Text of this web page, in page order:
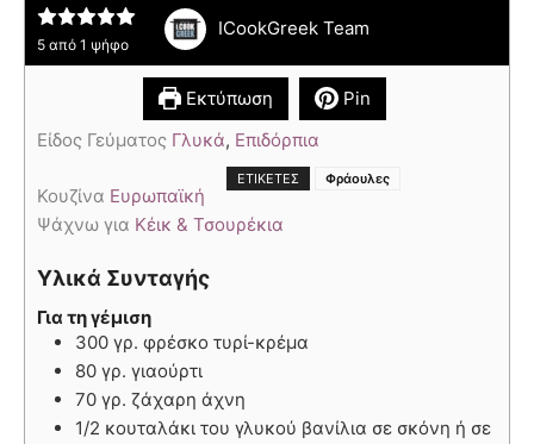
5 από 1 ψήφο
ICookGreek Team
Εκτύπωση
Pin
Είδος Γεύματος Γλυκά, Επιδόρπια
Κουζίνα Ευρωπαϊκή
ΕΤΙΚΈΤΕΣ Φράουλες
Ψάχνω για Κέικ & Τσουρέκια
Υλικά Συνταγής
Για τη γέμιση
300 γρ. φρέσκο τυρί-κρέμα
80 γρ. γιαούρτι
70 γρ. ζάχαρη άχνη
1/2 κουταλάκι του γλυκού βανίλια σε σκόνη ή σε